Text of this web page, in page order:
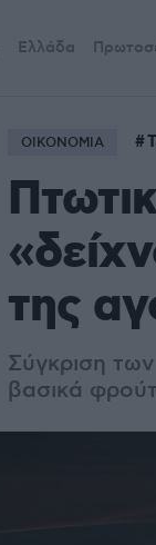
Ελλάδα
ΟΙΚΟΝΟΜΙΑ
της
Σύγκριση
βασικά